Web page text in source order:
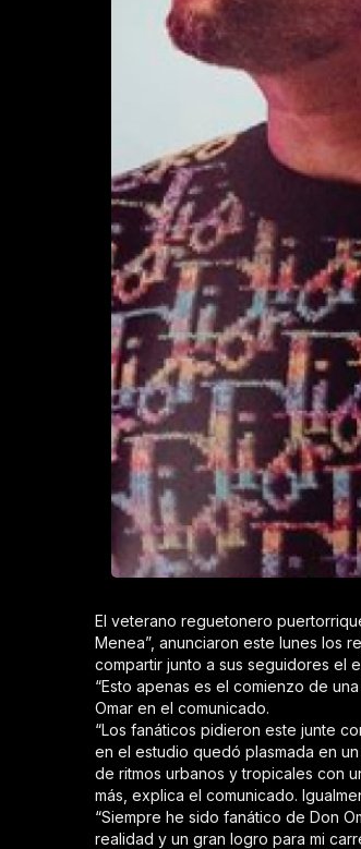
El veterano reguetonero
Menea”, anunciaron este lunes los
compartir junto a sus seguidores el
“Esto apenas es el comienzo de
Omar en el comunicado.
“Los fanáticos pidieron este junte
en el estudio quedó plasmada en
de ritmos urbanos y tropicales con
más, explica el comunicado.
“Siempre he sido fanático de Don
realidad y un gran logro para mi